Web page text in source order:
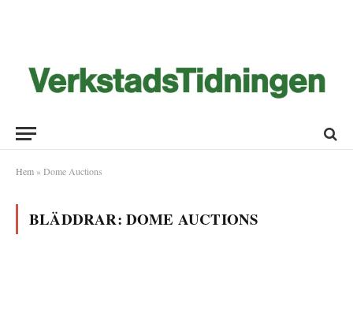
Hem » Dome Auctions
BLÄDDRAR: DOME AUCTIONS